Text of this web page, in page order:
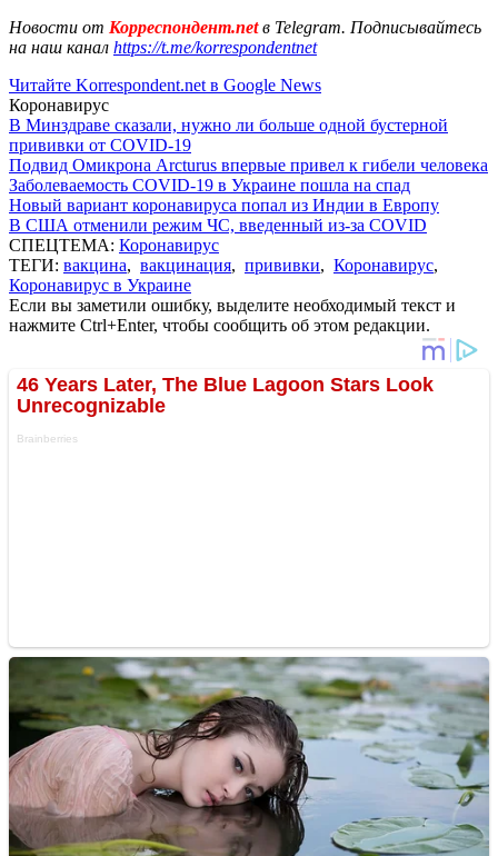
Новости от Корреспондент.netв Telegram. Подписывайтесь
на наш канал https://t.me/korrespondentnet
Читайте Korrespondent.net в Google News
Коронавирус
В Минздраве сказали, нужно ли больше одной бустерной
прививки от COVID-19
Подвид Омикрона Arcturus впервые привел к гибели человека
Заболеваемость COVID-19 в Украине пошла на спад
Новый вариант коронавируса попал из Индии в Европу
В США отменили режим ЧС, введенный из-за COVID
СПЕЦТЕМА: Коронавирус
ТЕГИ: вакцина, вакцинация, прививки, Коронавирус,
Коронавирус в Украине
Если вы заметили ошибку, выделите необходимый текст и
нажмите Ctrl+Enter, чтобы сообщить об этом редакции.